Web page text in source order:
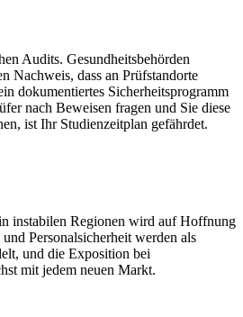
Audits. Gesundheitsbehörden
Nachweis, dass an Prüfstandorte
dokumentiertes Sicherheitsprogramm
nach Beweisen fragen und Sie diese
ist Ihr Studienzeitplan gefährdet.
instabilen Regionen wird auf Hoffnung
Personalsicherheit werden als
und die Exposition bei
mit jedem neuen Markt.